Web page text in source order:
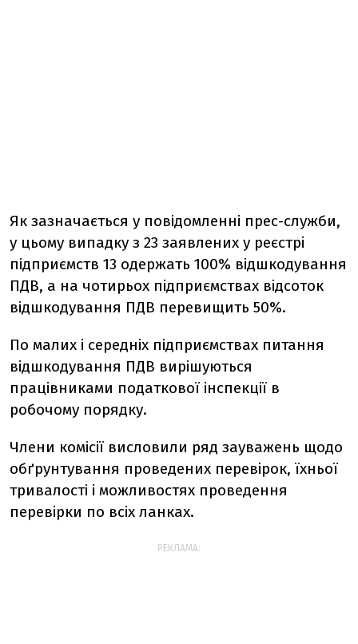
Як зазначається у повідомленні прес-служби,
у цьому випадку з 23 заявлених у реєстрі
підприємств 13 одержать 100% відшкодування
ПДВ, а на чотирьох підприємствах відсоток
відшкодування ПДВ перевищить 50%.
По малих і середніх підприємствах питання
відшкодування ПДВ вирішуються
працівниками податкової інспекції в
робочому порядку.
Члени комісії висловили ряд зауважень щодо
обґрунтування проведених перевірок, їхньої
тривалості і можливостях проведення
перевірки по всіх ланках.
РЕКЛАМА: